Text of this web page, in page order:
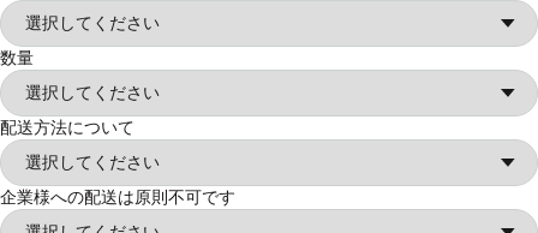
数量
配送方法について
企業様への配送は原則不可です